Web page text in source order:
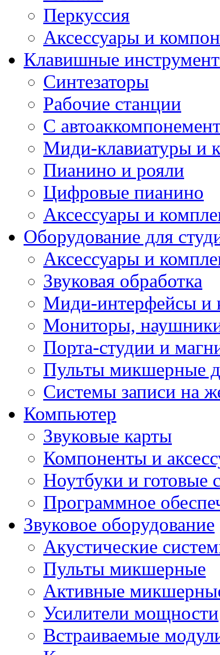
Перкуссия
Аксессуары и
Клавишные
Синтезаторы
Рабочие станции
С
Миди-клавиатуры и
Пианино и рояли
Цифровые пианино
Аксессуары и
Оборудование для
Аксессуары и
Звуковая обработка
Миди-интерфейсы и
Мониторы,
Порта-студии и
Пульты микшерные
Системы записи на
Компьютер
Звуковые карты
Компоненты и
Ноутбуки и готовые
Программное
Звуковое оборудование
Акустические
Пульты микшерные
Активные
Усилители мощности
Встраиваемые